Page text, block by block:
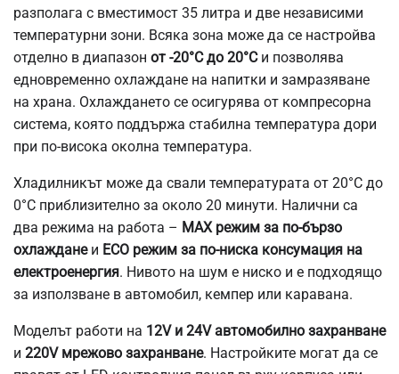
разполага с вместимост 35 литра и две независими
температурни зони. Всяка зона може да се настройва
отделно в диапазон от -20°C до 20°Cи позволява
едновременно охлаждане на напитки и замразяване
на храна. Охлаждането се осигурява от компресорна
система, която поддържа стабилна температура дори
при по-висока околна температура.
Хладилникът може да свали температурата от 20°C до
0°C приблизително за около 20 минути. Налични са
два режима на работа – MAX режим за по-бързо
охлажданеи ECO режим за по-ниска консумация на
електроенергия. Нивото на шум е ниско и е подходящо
за използване в автомобил, кемпер или каравана.
Моделът работи на 12V и 24V автомобилно захранване
и 220V мрежово захранване. Настройките могат да се